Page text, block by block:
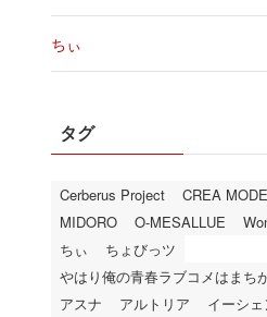
ちぃ
タグ
Cerberus Project CREA MODE
MIDORO
O-MESALLUE
ちぃ
ちょびっツ
やはり俺の青春ラブコメはまち
アスナ
アルトリア
イーシェ